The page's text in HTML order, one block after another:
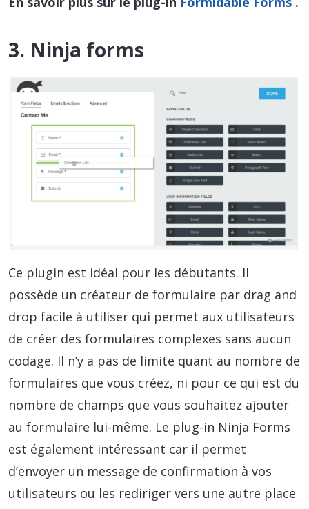
3. Ninja forms
Ce plugin est idéal pour les débutants. Il
possède un créateur de formulaire par drag and
drop facile à utiliser qui permet aux utilisateurs
de créer des formulaires complexes sans aucun
codage. Il n’y a pas de limite quant au nombre de
formulaires que vous créez, ni pour ce qui est du
nombre de champs que vous souhaitez ajouter
au formulaire lui-même. Le plug-in Ninja Forms
est également intéressant car il permet
d’envoyer un message de confirmation à vos
utilisateurs ou les rediriger vers une autre place